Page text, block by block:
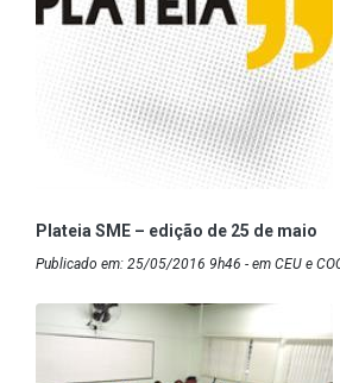
Plateia SME – edição de 25 de maio
Publicado em: 25/05/2016 9h46 - em CEU e